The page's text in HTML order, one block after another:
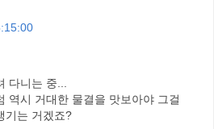
다니는 중...
역시 거대한 물결을 맛보아야 그걸
기는 거겠죠?